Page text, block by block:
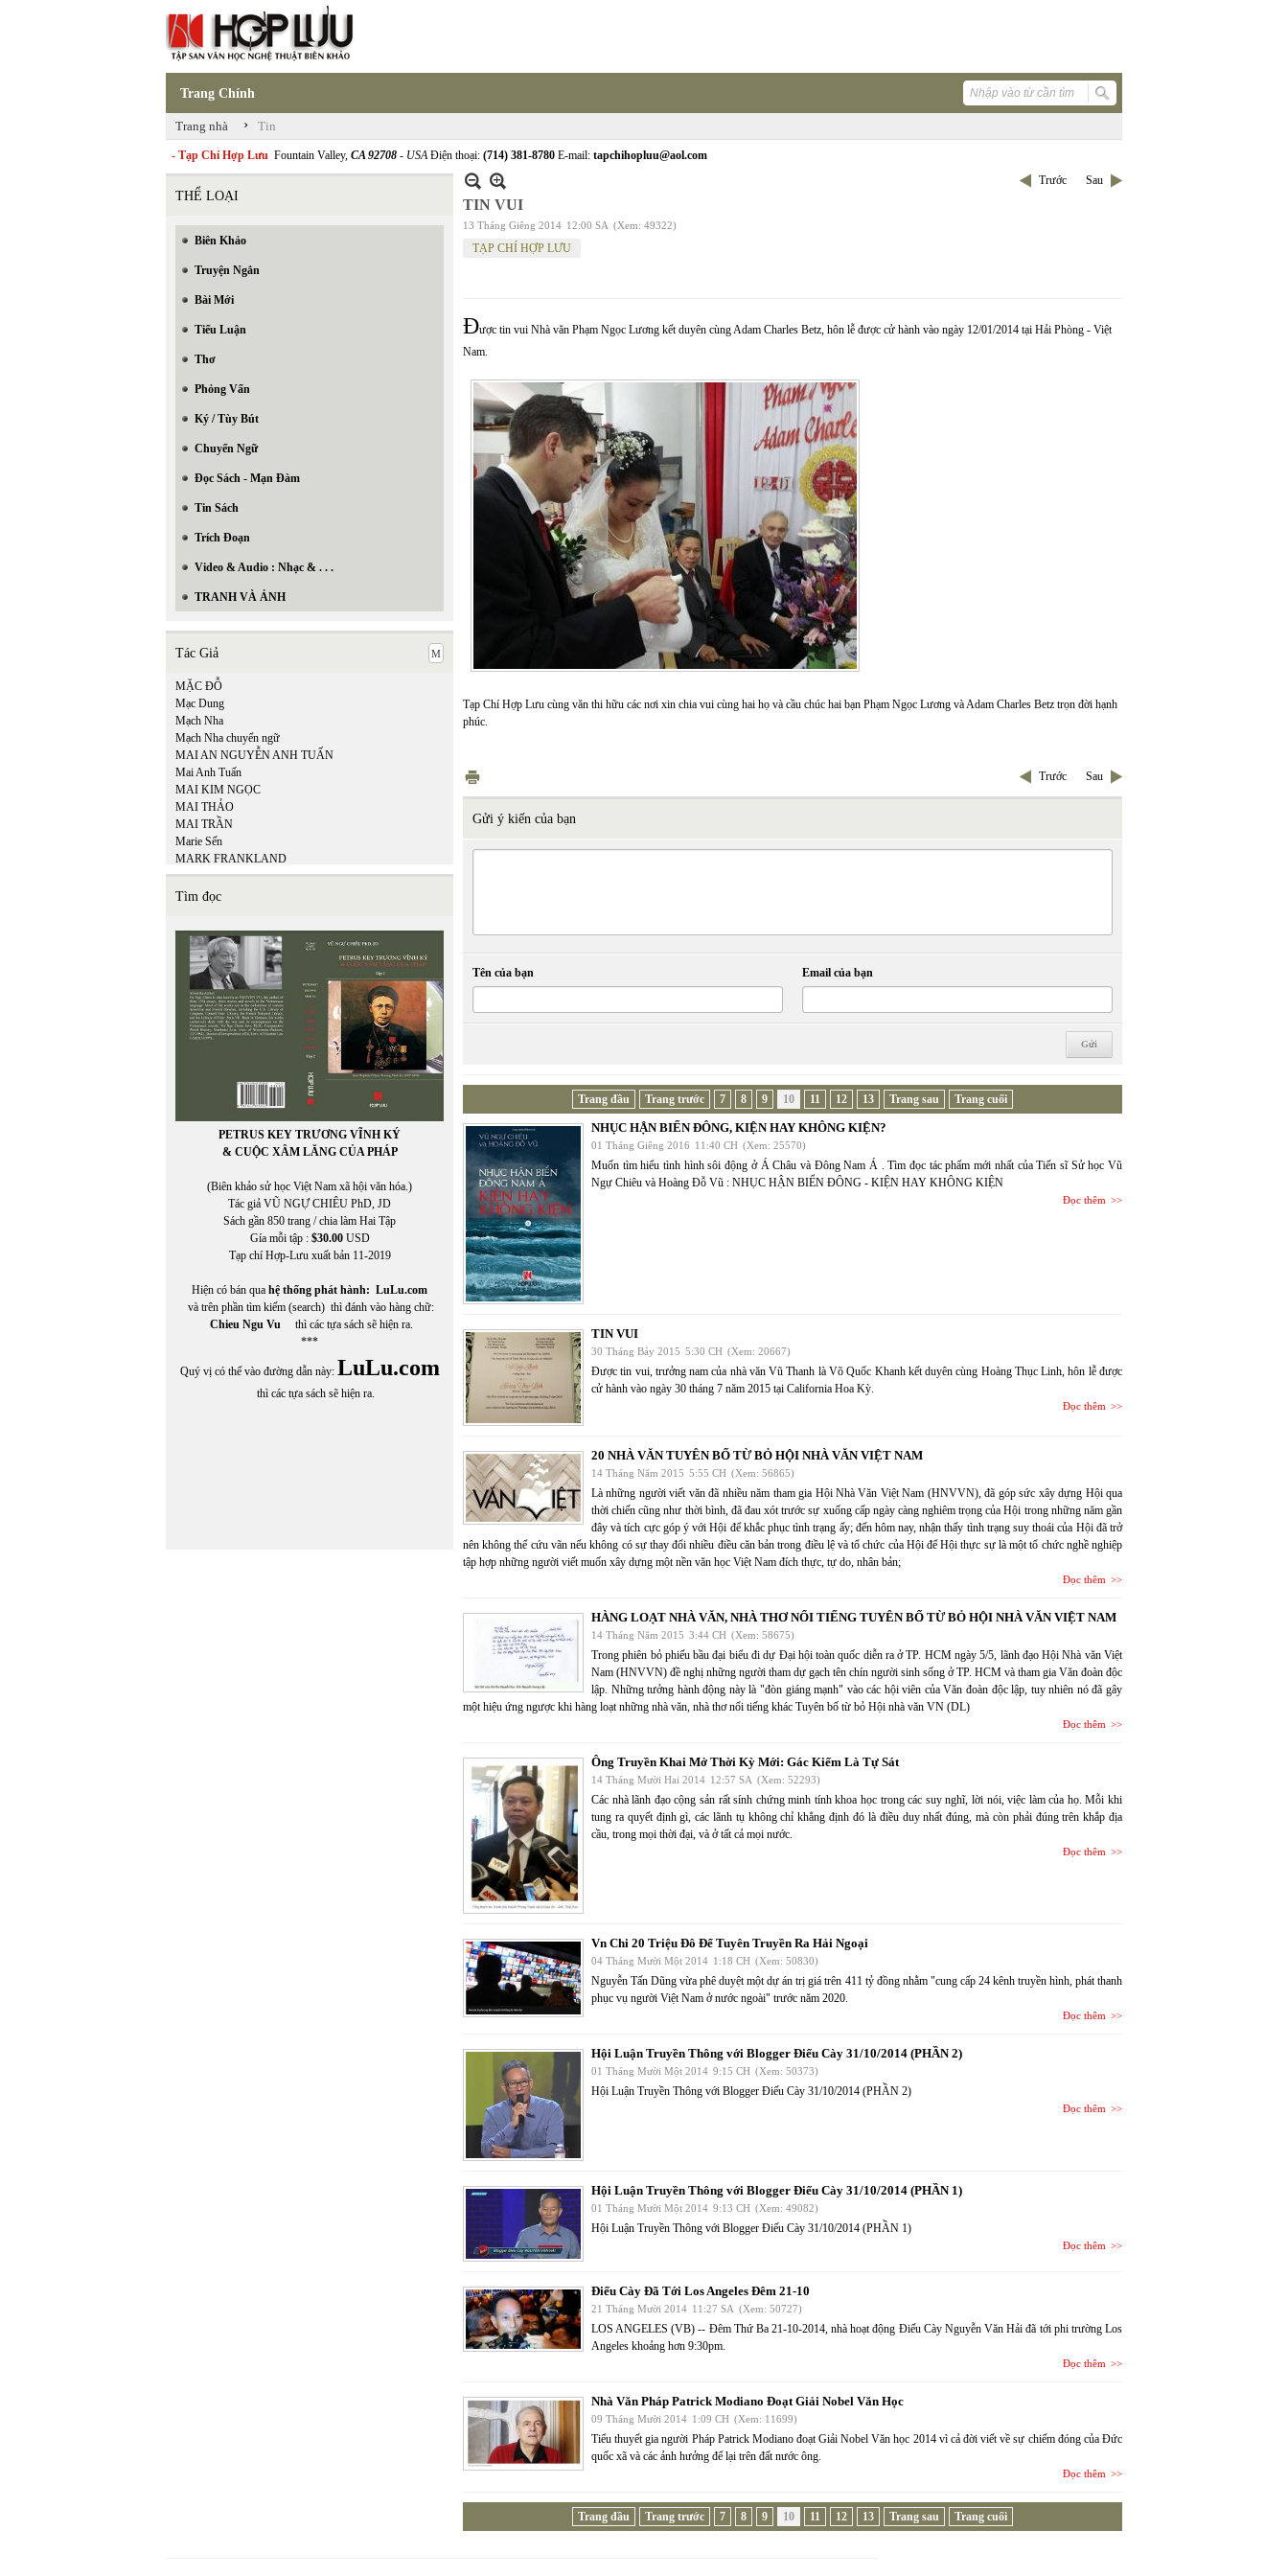
Trang Chính
Trang nhà › Tin
- Tạp Chí Hợp Lưu Fountain Valley, CA 92708 - USAĐiện thoại: (714) 381-8780 E-mail: tapchihopluu@aol.com
THỂ LOẠI
Biên Khảo
Truyện Ngắn
Bài Mới
Tiểu Luận
Thơ
Phỏng Vấn
Ký / Tùy Bút
Chuyển Ngữ
Đọc Sách - Mạn Đàm
Tin Sách
Trích Đoạn
Video & Audio : Nhạc & . . .
TRANH VÀ ẢNH
Tác Giả
MẶC ĐỖ
Mạc Dung
Mạch Nha
Mạch Nha chuyển ngữ
MAI AN NGUYỄN ANH TUẤN
Mai Anh Tuấn
MAI KIM NGỌC
MAI THẢO
MAI TRẦN
Marie Sến
MARK FRANKLAND
Matsuo Bashō
Mi Ly
BERGMAN
Miên Đáng
miên di
MIÊNG
Mikhail Epstein
Minh Đạo Nguyễn Thạch Hãn
MINH HÀ
MINH THÙY
Miura Chora
Mukôda Kuniko
MỸ CA
Tìm đọc
PETRUS KEY TRƯƠNG VĨNH KÝ
& CUỘC XÂM LĂNG CỦA PHÁP
(Biên khảo sử học Việt Nam xã hội văn hóa.)
Tác giả VŨ NGỰ CHIÊU PhD, JD
Sách gần 850 trang / chia làm Hai Tập
Gía mỗi tập : $30.00USD
Tạp chí Hợp-Lưu xuất bản 11-2019
Hiện có bán qua hệ thống phát hành: LuLu.com
và trên phần tìm kiếm (search) thì đánh vào hàng chữ:
Chieu Ngu Vu thì các tựa sách sẽ hiện ra.
***
Quý vị có thể vào đường dẫn này: LuLu.com
thì các tựa sách sẽ hiện ra.
Trước Sau
TIN VUI
13 Tháng Giêng 2014 12:00 SA (Xem: 49322)
TẠP CHÍ HỢP LƯU
Được tin vui Nhà văn Phạm Ngọc Lương kết duyên cùng Adam Charles Betz, hôn lễ được cử hành vào ngày 12/01/2014 tại Hải Phòng - Việt
Nam.
Tạp Chí Hợp Lưu cùng văn thi hữu các nơi xin chia vui cùng hai họ và cầu chúc hai bạn Phạm Ngọc Lương và Adam Charles Betz trọn đời hạnh
phúc.
Trước Sau
Gửi ý kiến của bạn
Tên của bạn Email của bạn
Trang đầu Trang trước 7 8 9 10 11 12 13 Trang sau Trang cuối
NHỤC HẬN BIỂN ĐÔNG, KIỆN HAY KHÔNG KIỆN?
01 Tháng Giêng 2016 11:40 CH (Xem: 25570)
Muốn tìm hiểu tình hình sôi động ở Á Châu và Đông Nam Á . Tìm đọc tác phẩm mới nhất của Tiến sĩ Sử học Vũ
Ngự Chiêu và Hoàng Đỗ Vũ : NHỤC HẬN BIỂN ĐÔNG - KIỆN HAY KHÔNG KIỆN
Đọc thêm
TIN VUI
30 Tháng Bảy 2015 5:30 CH (Xem: 20667)
Được tin vui, trưởng nam của nhà văn Vũ Thanh là Võ Quốc Khanh kết duyên cùng Hoàng Thục Linh, hôn lễ được
cử hành vào ngày 30 tháng 7 năm 2015 tại California Hoa Kỳ.
Đọc thêm
20 NHÀ VĂN TUYÊN BỐ TỪ BỎ HỘI NHÀ VĂN VIỆT NAM
14 Tháng Năm 2015 5:55 CH (Xem: 56865)
Là những người viết văn đã nhiều năm tham gia Hội Nhà Văn Việt Nam (HNVVN), đã góp sức xây dựng Hội qua
thời chiến cũng như thời bình, đã đau xót trước sự xuống cấp ngày càng nghiêm trọng của Hội trong những năm gần
đây và tích cực góp ý với Hội để khắc phục tình trạng ấy; đến hôm nay, nhận thấy tình trạng suy thoái của Hội đã trở
nên không thể cứu vãn nếu không có sự thay đổi nhiều điều căn bản trong điều lệ và tổ chức của Hội để Hội thực sự là một tổ chức nghề nghiệp
tập hợp những người viết muốn xây dựng một nền văn học Việt Nam đích thực, tự do, nhân bản;
Đọc thêm
HÀNG LOẠT NHÀ VĂN, NHÀ THƠ NỔI TIẾNG TUYÊN BỐ TỪ BỎ HỘI NHÀ VĂN VIỆT NAM
14 Tháng Năm 2015 3:44 CH (Xem: 58675)
Trong phiên bỏ phiếu bầu đại biểu đi dự Đại hội toàn quốc diễn ra ở TP. HCM ngày 5/5, lãnh đạo Hội Nhà văn Việt
Nam (HNVVN) đề nghị những người tham dự gạch tên chín người sinh sống ở TP. HCM và tham gia Văn đoàn độc
lập. Những tưởng hành động này là "đòn giáng mạnh" vào các hội viên của Văn đoàn độc lập, tuy nhiên nó đã gây
một hiệu ứng ngược khi hàng loạt những nhà văn, nhà thơ nổi tiếng khác Tuyên bố từ bỏ Hội nhà văn VN (DL)
Đọc thêm
Ông Truyền Khai Mở Thời Kỳ Mới: Gác Kiếm Là Tự Sát
14 Tháng Mười Hai 2014 12:57 SA (Xem: 52293)
Các nhà lãnh đạo cộng sản rất sính chứng minh tính khoa học trong các suy nghĩ, lời nói, việc làm của họ. Mỗi khi
tung ra quyết định gì, các lãnh tụ không chỉ khẳng định đó là điều duy nhất đúng, mà còn phải đúng trên khắp địa
cầu, trong mọi thời đại, và ở tất cả mọi nước.
Đọc thêm
Vn Chi 20 Triệu Đô Để Tuyên Truyền Ra Hải Ngoại
04 Tháng Mười Một 2014 1:18 CH (Xem: 50830)
Nguyễn Tấn Dũng vừa phê duyệt một dự án trị giá trên 411 tỷ đồng nhằm "cung cấp 24 kênh truyền hình, phát thanh
phục vụ người Việt Nam ở nước ngoài" trước năm 2020.
Đọc thêm
Hội Luận Truyền Thông với Blogger Điếu Cày 31/10/2014 (PHẦN 2)
01 Tháng Mười Một 2014 9:15 CH (Xem: 50373)
Hội Luận Truyền Thông với Blogger Điếu Cày 31/10/2014 (PHẦN 2)
Đọc thêm
Hội Luận Truyền Thông với Blogger Điếu Cày 31/10/2014 (PHẦN 1)
01 Tháng Mười Một 2014 9:13 CH (Xem: 49082)
Hội Luận Truyền Thông với Blogger Điếu Cày 31/10/2014 (PHẦN 1)
Đọc thêm
Điếu Cày Đã Tới Los Angeles Đêm 21-10
21 Tháng Mười 2014 11:27 SA (Xem: 50727)
LOS ANGELES (VB) -- Đêm Thứ Ba 21-10-2014, nhà hoạt động Điếu Cày Nguyễn Văn Hải đã tới phi trường Los
Angeles khoảng hơn 9:30pm.
Đọc thêm
Nhà Văn Pháp Patrick Modiano Đoạt Giải Nobel Văn Học
09 Tháng Mười 2014 1:09 CH (Xem: 11699)
Tiểu thuyết gia người Pháp Patrick Modiano đoạt Giải Nobel Văn học 2014 vì cả đời viết về sự chiếm đóng của Đức
quốc xã và các ảnh hưởng để lại trên đất nước ông.
Đọc thêm
Trang đầu Trang trước 7 8 9 10 11 12 13 Trang sau Trang cuối